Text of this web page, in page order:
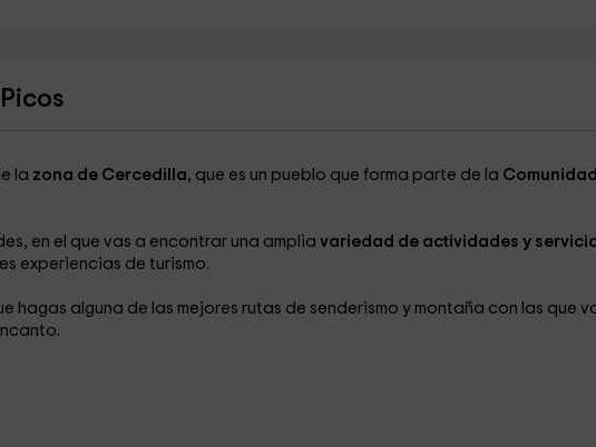
la zona de Cercedilla, que es un pueblo que forma parte de la
en el que vas a encontrar una amplia variedad de actividades y
experiencias de turismo.
hagas alguna de las mejores rutas de senderismo y montaña con las que